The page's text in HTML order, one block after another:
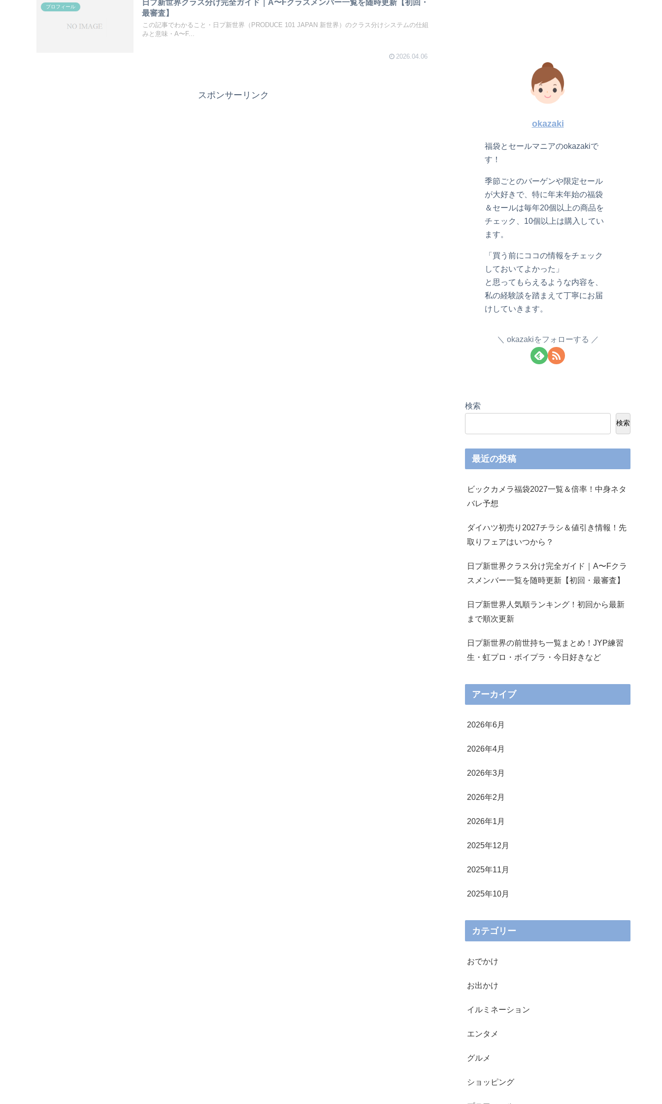
プロフィール
日プ新世界クラス分け完全ガイド｜A〜Fクラスメンバー一覧を随時更新【初回・
最審査】
この記事でわかること・日プ新世界（PRODUCE 101 JAPAN 新世界）のクラス分けシステムの仕組
みと意味・A〜F...
2026.04.06
スポンサーリンク
okazaki
福袋とセールマニアのokazakiで
す！
季節ごとのバーゲンや限定セール
が大好きで、特に年末年始の福袋
＆セールは毎年20個以上の商品を
チェック、10個以上は購入してい
ます。
「買う前にココの情報をチェック
しておいてよかった」
と思ってもらえるような内容を、
私の経験談を踏まえて丁寧にお届
けしていきます。
okazakiをフォローする
検索
検索
最近の投稿
ビックカメラ福袋2027一覧＆倍率！中身ネタ
バレ予想
ダイハツ初売り2027チラシ＆値引き情報！先
取りフェアはいつから？
日プ新世界クラス分け完全ガイド｜A〜Fクラ
スメンバー一覧を随時更新【初回・最審査】
日プ新世界人気順ランキング！初回から最新
まで順次更新
日プ新世界の前世持ち一覧まとめ！JYP練習
生・虹プロ・ボイプラ・今日好きなど
アーカイブ
2026年6月
2026年4月
2026年3月
2026年2月
2026年1月
2025年12月
2025年11月
2025年10月
カテゴリー
おでかけ
お出かけ
イルミネーション
エンタメ
グルメ
ショッピング